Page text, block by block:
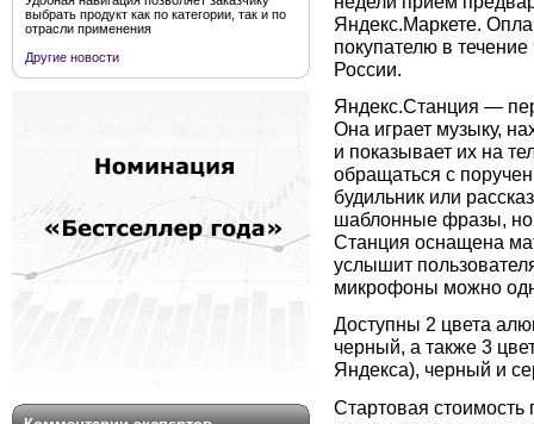
выбрать продукт как по категории, так и по
отрасли применения
Другие новости
Яндекс.Маркете.
покупателю в
России.
Яндекс.Станция —
Она играет музыку,
и показывает их на
обращаться с
будильник или
шаблонные фразы, но
Станция оснащена
услышит
микрофоны можно
Доступны 2 цвета
черный, а также 3
Яндекса), черный и
Стартовая